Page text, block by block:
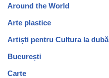
Around the World
Arte plastice
Artiști pentru Cultura la dubă
București
Carte